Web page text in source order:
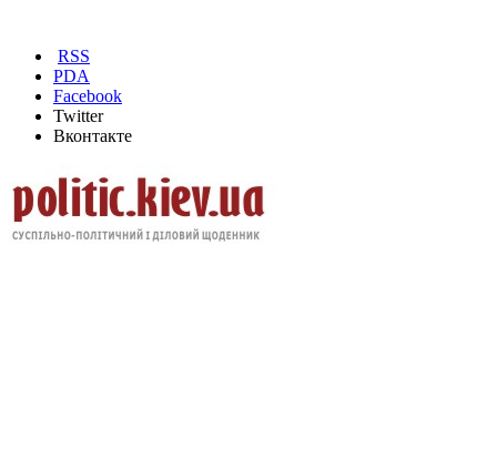
RSS
PDA
Facebook
Twitter
Вконтакте